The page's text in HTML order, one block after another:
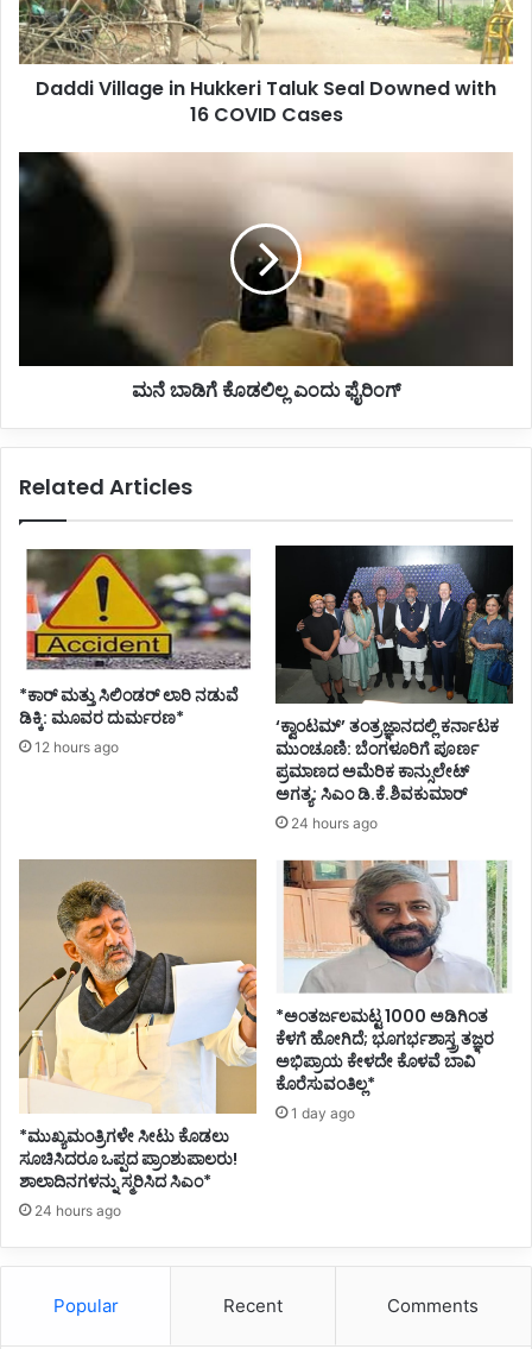
i
l
l
n
k
D
o
w
n
e
d
1
D
C
a
e
s
Daddi Village in Hukkeri Taluk Seal Downed with
16 COVID Cases
ಮ
ನೆ
ಲ್
ರಿಂ
ಮನೆ ಬಾಡಿಗೆ ಕೊಡಲಿಲ್ಲ ಎಂದು ಫೈರಿಂಗ್
Related Articles
*ಕಾರ್ ಮತ್ತು ಸಿಲಿಂಡ‌ರ್ ಲಾರಿ ನಡುವೆ
ಡಿಕ್ಕಿ: ಮೂವರ ದುರ್ಮರಣ*
12 hours ago
‘ಕ್ವಾಂಟಮ್’ ತಂತ್ರಜ್ಞಾನದಲ್ಲಿ ಕರ್ನಾಟಕ
ಮುಂಚೂಣಿ: ಬೆಂಗಳೂರಿಗೆ ಪೂರ್ಣ
ಪ್ರಮಾಣದ ಅಮೆರಿಕ ಕಾನ್ಸುಲೇಟ್
ಅಗತ್ಯ: ಸಿಎಂ ಡಿ.ಕೆ.ಶಿವಕುಮಾರ್
24 hours ago
*ಮುಖ್ಯಮಂತ್ರಿಗಳೇ ಸೀಟು ಕೊಡಲು
ಸೂಚಿಸಿದರೂ ಒಪ್ಪದ ಪ್ರಾಂಶುಪಾಲರು!
ಶಾಲಾದಿನಗಳನ್ನು ಸ್ಮರಿಸಿದ ಸಿಎಂ*
24 hours ago
*ಅಂತರ್ಜಲಮಟ್ಟ 1000 ಅಡಿಗಿಂತ
ಕೆಳಗೆ ಹೋಗಿದೆ; ಭೂಗರ್ಭಶಾಸ್ತ್ರ ತಜ್ಞರ
ಅಭಿಪ್ರಾಯ ಕೇಳದೇ ಕೊಳವೆ ಬಾವಿ
ಕೊರೆಸುವಂತಿಲ್ಲ*
1 day ago
Popular Recent Comments